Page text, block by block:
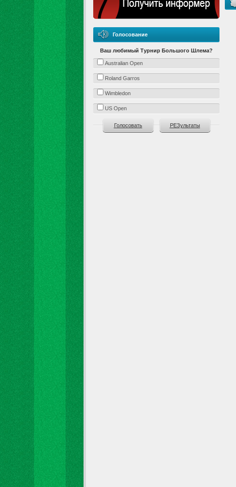
Голосование
Ваш любимый Турнир Большого Шлема?
Australian Open
Roland Garros
Wimbledon
US Open
Голосовать РЕЗультаты